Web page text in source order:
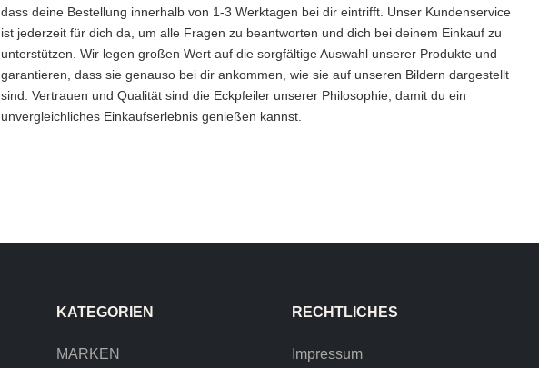
dass deine Bestellung innerhalb von 1-3 Werktagen bei dir eintrifft. Unser Kundenservice
ist jederzeit für dich da, um alle Fragen zu beantworten und dich bei deinem Einkauf zu
unterstützen. Wir legen großen Wert auf die sorgfältige Auswahl unserer Produkte und
garantieren, dass sie genauso bei dir ankommen, wie sie auf unseren Bildern dargestellt
sind. Vertrauen und Qualität sind die Eckpfeiler unserer Philosophie, damit du ein
unvergleichliches Einkaufserlebnis genießen kannst.
KATEGORIEN
MARKEN
RECHTLICHES
Impressum